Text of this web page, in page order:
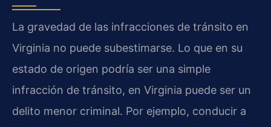
La gravedad de las infracciones de tránsito en
Virginia no puede subestimarse. Lo que en su
estado de origen podría ser una simple
infracción de tránsito, en Virginia puede ser un
delito menor criminal. Por ejemplo, conducir a